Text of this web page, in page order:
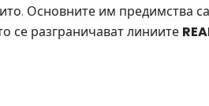
Основните им предимства са
се разграничават линиите